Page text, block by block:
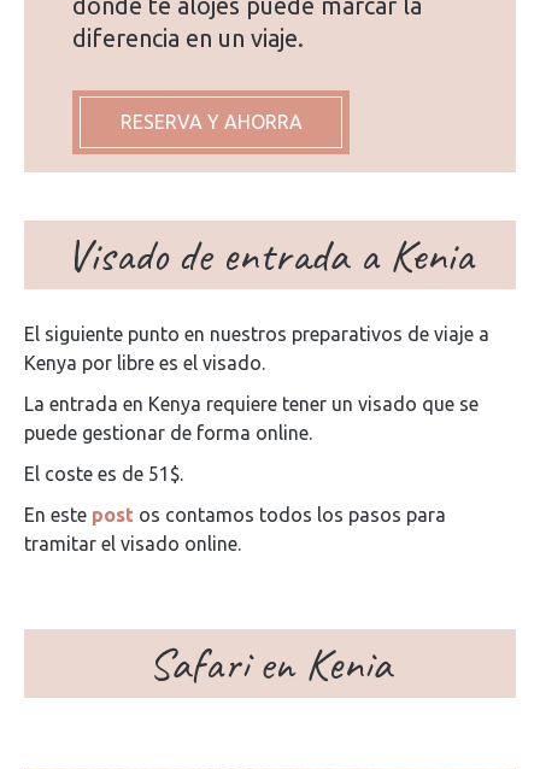
diferencia en un viaje.
RESERVA Y AHORRA
Visado de entrada a Kenia
El siguiente punto en nuestros preparativos de viaje a
Kenya por libre es el visado.
La entrada en Kenya requiere tener un visado que se
puede gestionar de forma online.
El coste es de 51$.
En este post os contamos todos los pasos para
tramitar el visado online.
Safari en Kenia